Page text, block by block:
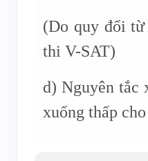
(Do quy đổi từ
thi V-SAT)
d) Nguyên tắc
xuống thấp